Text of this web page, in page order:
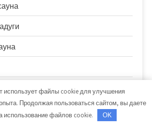
оздоровительный
использует файлы cookie для улучшения
Продолжая пользоваться сайтом, вы даете
использование файлов cookie.
OK